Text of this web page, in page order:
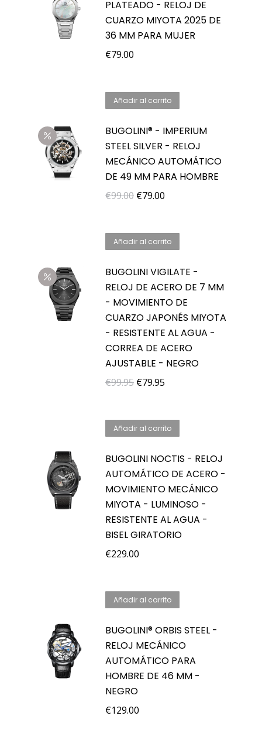
PLATEADO - RELOJ DE
CUARZO MIYOTA 2025 DE
36 MM PARA MUJER
€79.00
Añadir al carrito
BUGOLINI® - IMPERIUM
STEEL SILVER - RELOJ
MECÁNICO AUTOMÁTICO
DE 49 MM PARA HOMBRE
€99.00 El
era:
€79.00
es:
Añadir al carrito
BUGOLINI VIGILATE -
RELOJ DE ACERO DE 7 MM
- MOVIMIENTO DE
CUARZO JAPONÉS MIYOTA
- RESISTENTE AL AGUA -
CORREA DE ACERO
AJUSTABLE - NEGRO
€99.95 El
era:
€79.95
es:
Añadir al carrito
BUGOLINI NOCTIS - RELOJ
AUTOMÁTICO DE ACERO -
MOVIMIENTO MECÁNICO
MIYOTA - LUMINOSO -
RESISTENTE AL AGUA -
BISEL GIRATORIO
€229.00
Añadir al carrito
BUGOLINI® ORBIS STEEL -
RELOJ MECÁNICO
AUTOMÁTICO PARA
HOMBRE DE 46 MM -
NEGRO
€129.00